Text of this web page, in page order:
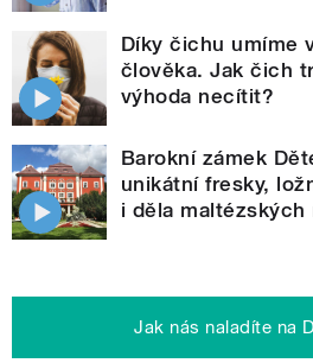
Díky čichu umíme
člověka. Jak čich
výhoda necítit?
Barokní zámek
unikátní fresky,
i děla maltézských
Jak nás naladíte na